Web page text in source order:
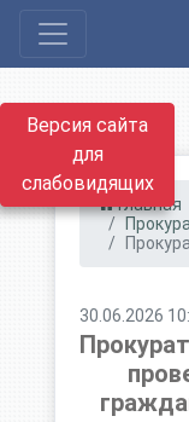
Версия сайта
для
слабовидящих
Главная
30.06.2026